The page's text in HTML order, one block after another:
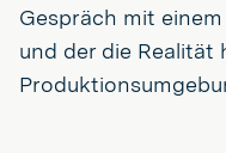
Gespräch mit
und der die Realität